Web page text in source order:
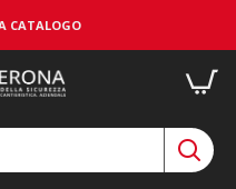
CATALOGO